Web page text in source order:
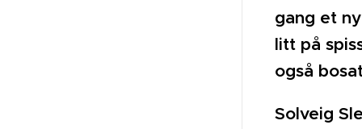
gang et
litt på
også
Solveig